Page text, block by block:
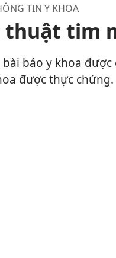
TIN Y KHOA
thuật tim
bài báo y khoa
được thực chứng.